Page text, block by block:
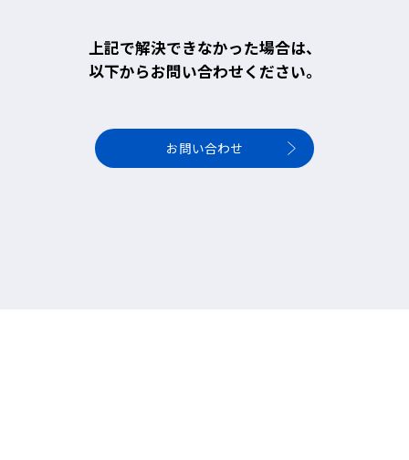
上記で解決できなかった場合は、
以下からお問い合わせください。
お問い合わせ